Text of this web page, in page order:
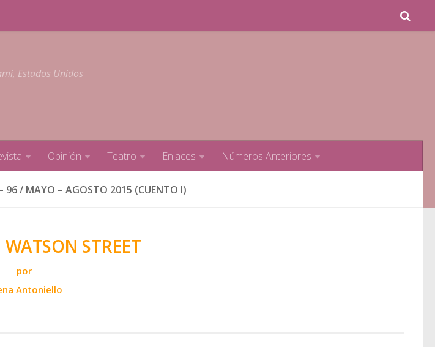
Estados Unidos
Opinión Teatro Enlaces Números Anteriores
96 / MAYO – AGOSTO 2015 (CUENTO I)
STREET
por
Antoniello